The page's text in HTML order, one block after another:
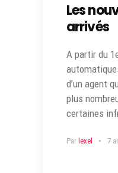
Les
arrivés
A partir du
d’un agent
plus
certaines
Par lexel 7